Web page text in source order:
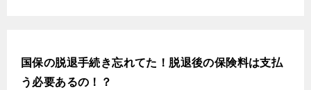
国保の脱退手続き忘れてた！脱退後の保険料は支払
う必要あるの！？